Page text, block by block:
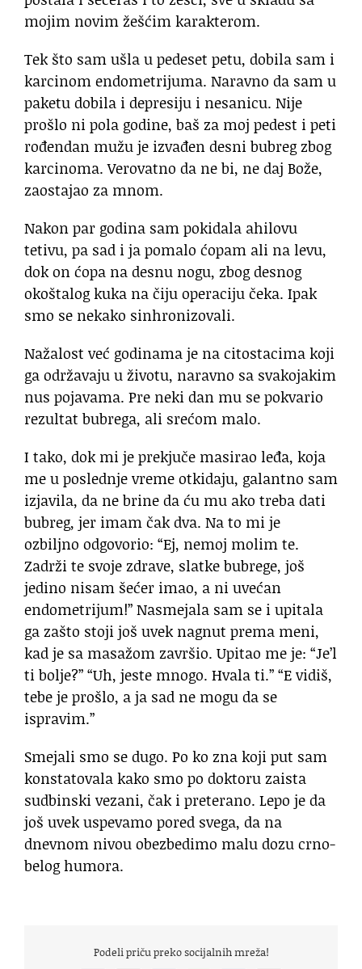
mojim novim žešćim karakterom.
Tek što sam ušla u pedeset petu, dobila sam i
karcinom endometrijuma. Naravno da sam u
paketu dobila i depresiju i nesanicu. Nije
prošlo ni pola godine, baš za moj pedest i peti
rođendan mužu je izvađen desni bubreg zbog
karcinoma. Verovatno da ne bi, ne daj Bože,
zaostajao za mnom.
Nakon par godina sam pokidala ahilovu
tetivu, pa sad i ja pomalo ćopam ali na levu,
dok on ćopa na desnu nogu, zbog desnog
okoštalog kuka na čiju operaciju čeka. Ipak
smo se nekako sinhronizovali.
Nažalost već godinama je na citostacima koji
ga održavaju u životu, naravno sa svakojakim
nus pojavama. Pre neki dan mu se pokvario
rezultat bubrega, ali srećom malo.
I tako, dok mi je prekjuče masirao leđa, koja
me u poslednje vreme otkidaju, galantno sam
izjavila, da ne brine da ću mu ako treba dati
bubreg, jer imam čak dva. Na to mi je
ozbiljno odgovorio: “Ej, nemoj molim te.
Zadrži te svoje zdrave, slatke bubrege, još
jedino nisam šećer imao, a ni uvećan
endometrijum!” Nasmejala sam se i upitala
ga zašto stoji još uvek nagnut prema meni,
kad je sa masažom završio. Upitao me je: “Je’l
ti bolje?” “Uh, jeste mnogo. Hvala ti.” “E vidiš,
tebe je prošlo, a ja sad ne mogu da se
ispravim.”
Smejali smo se dugo. Po ko zna koji put sam
konstatovala kako smo po doktoru zaista
sudbinski vezani, čak i preterano. Lepo je da
još uvek uspevamo pored svega, da na
dnevnom nivou obezbedimo malu dozu crno-
belog humora.
Podeli priču preko socijalnih mreža!